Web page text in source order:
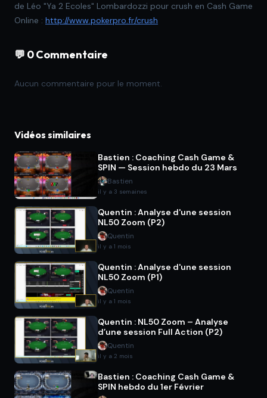
de Léo "Ya 2 Ecoles" Lombardozzi pour crush en Cash Game
Online : http://www.pokerpro.fr/crush
💬 0 Commentaire
Aucun commentaire pour le moment.
Vidéos similaires
Bastien : Coaching Cash Game &
SPIN — Session hebdo du 23 Mars
Bastien
il y a 3 semaines
Quentin : Analyse d'une session
NL50 Zoom (P2)
Quentin
il y a 1 mois
Quentin : Analyse d'une session
NL50 Zoom (P1)
Quentin
il y a 1 mois
Quentin : NL50 Zoom – Analyse
d’une session Full Action (P2)
Quentin
il y a 2 mois
Bastien : Coaching Cash Game &
SPIN hebdo du 1er Février